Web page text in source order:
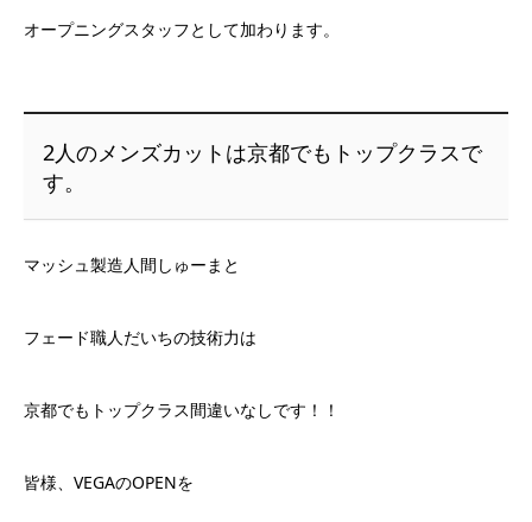
オープニングスタッフとして加わります。
2人のメンズカットは京都でもトップクラスで
す。
マッシュ製造人間しゅーまと
フェード職人だいちの技術力は
京都でもトップクラス間違いなしです！！
皆様、VEGAのOPENを